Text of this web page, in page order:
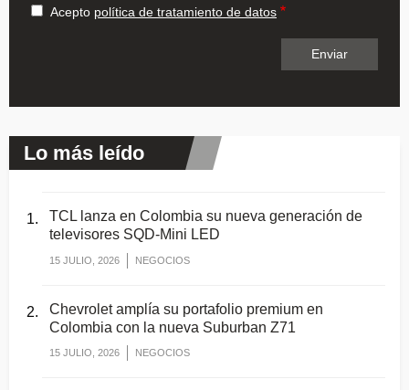
Acepto política de tratamiento de datos
Lo más leído
TCL lanza en Colombia su nueva generación de
televisores SQD-Mini LED
15 JULIO, 2026 NEGOCIOS
Chevrolet amplía su portafolio premium en
Colombia con la nueva Suburban Z71
15 JULIO, 2026 NEGOCIOS